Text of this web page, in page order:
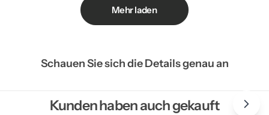
Mehr laden
Schauen Sie sich die Details genau an
Kunden haben auch gekauft